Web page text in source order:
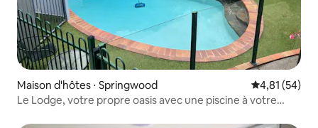
Maison d'hôtes ⋅ Springwood Évaluation
4,81 (54)
Le Lodge, votre propre oasis avec une piscine à votre